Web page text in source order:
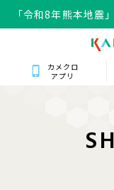
「令和8年熊本地震
カメクロ
アプリ
SH